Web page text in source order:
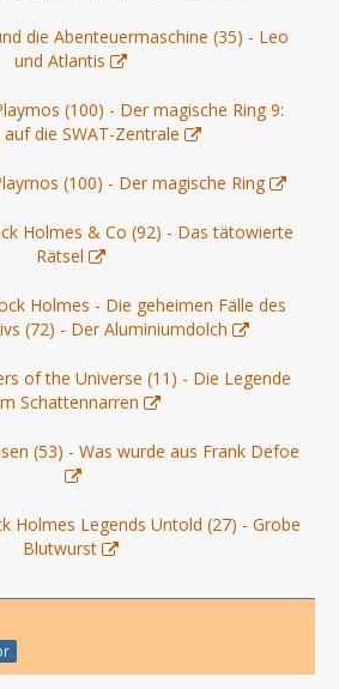
die Abenteuermaschine (35) - Leo
und Atlantis
(100) - Der magische Ring 9:
die SWAT-Zentrale
(100) - Der magische Ring
Holmes & Co (92) - Das tätowierte
Rätsel
Holmes - Die geheimen Fälle des
(72) - Der Aluminiumdolch
of the Universe (11) - Die Legende
Schattennarren
(53) - Was wurde aus Frank Defoe
Holmes Legends Untold (27) - Grobe
Blutwurst